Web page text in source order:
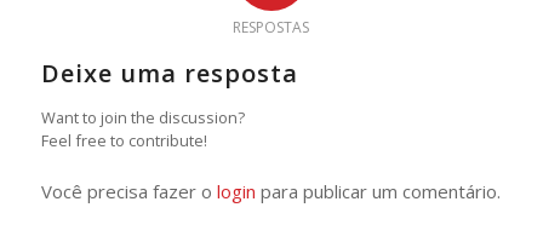
RESPOSTAS
Deixe uma resposta
Want to join the discussion?
Feel free to contribute!
Você precisa fazer o login para publicar um comentário.